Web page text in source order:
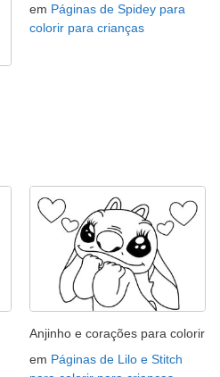
em Páginas de Spidey para
colorir para crianças
Anjinho e corações para colorir
em Páginas de Lilo e Stitch